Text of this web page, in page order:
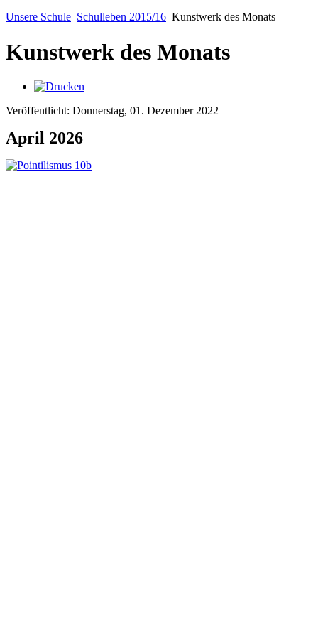
Unsere Schule Schulleben 2015/16 Kunstwerk des Monats
Kunstwerk des Monats
Veröffentlicht: Donnerstag, 01. Dezember 2022
April 2026